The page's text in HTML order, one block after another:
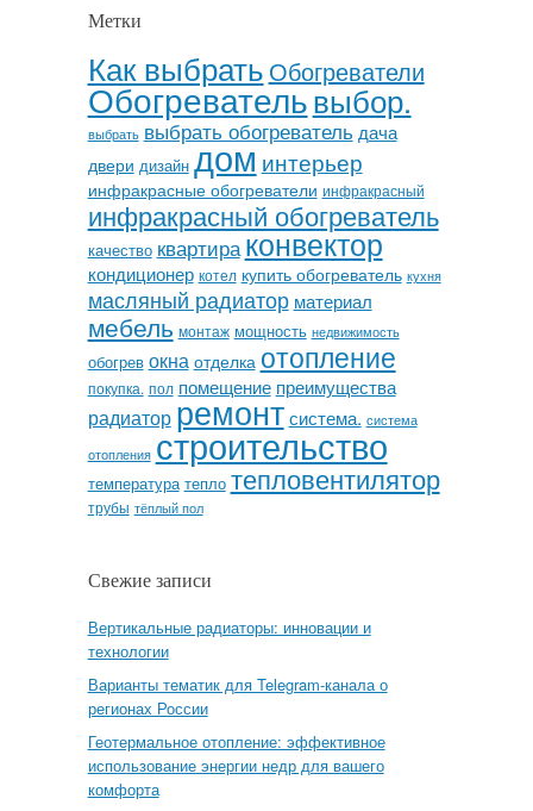
Метки
Как выбрать Обогреватели
Обогревательвыбор.
выбрать выбрать обогреватель дача
двери дизайн дом интерьер
инфракрасные обогреватели инфракрасный
инфракрасный обогреватель
качество квартираконвектор
кондиционер котел купить обогреватель кухня
масляный радиатор материал
мебель монтаж мощность недвижимость
обогрев окна отделка отопление
покупка. пол помещение преимущества
радиатор ремонт система. система
отопления строительство
температура тепло тепловентилятор
трубы тёплый пол
Свежие записи
Вертикальные радиаторы: инновации и
технологии
Варианты тематик для Telegram-канала о
регионах России
Геотермальное отопление: эффективное
использование энергии недр для вашего
комфорта